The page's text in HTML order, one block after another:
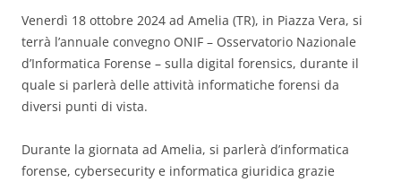
Venerdì 18 ottobre 2024 ad Amelia (TR), in Piazza Vera, si
terrà l’annuale convegno ONIF – Osservatorio Nazionale
d’Informatica Forense – sulla digital forensics, durante il
quale si parlerà delle attività informatiche forensi da
diversi punti di vista.
Durante la giornata ad Amelia, si parlerà d’informatica
forense, cybersecurity e informatica giuridica grazie